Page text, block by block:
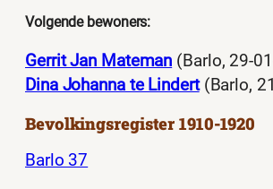
Volgende bewoners:
Gerrit Jan Mateman (Barlo, 29-
Dina Johanna te Lindert(Barlo,
Bevolkingsregister 1910-1920
Barlo 37